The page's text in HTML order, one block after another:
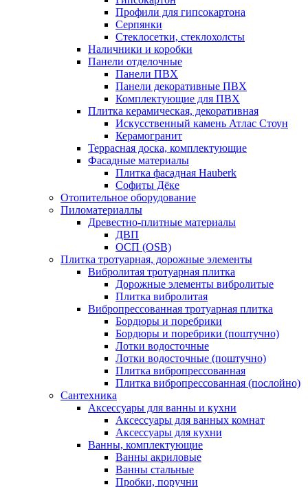
Профили для гипсокартона
Серпянки
Стеклосетки, стеклохолсты
Наличники и коробки
Панели отделочные
Панели ПВХ
Панели декоративные ПВХ
Комплектующие для ПВХ
Плитка керамическая, декоративная
Искусственный камень Атлас Стоун
Керамогранит
Террасная доска, комплектующие
Фасадные материалы
Плитка фасадная Hauberk
Софиты Дёке
Отопительное оборудование
Пиломатериаллы
Древестно-плитные материалы
ДВП
ОСП (OSB)
Плитка тротуарная, дорожные элементы
Вибролитая тротуарная плитка
Дорожные элементы вибролитые
Плитка вибролитая
Вибропрессованная тротуарная плитка
Бордюры и поребрики
Бордюры и поребрики (поштучно)
Лотки водосточные
Лотки водосточные (поштучно)
Плитка вибропрессованная
Плитка вибропрессованная (послойно)
Сантехника
Аксессуары для ванны и кухни
Аксессуары для ванных комнат
Аксессуары для кухни
Ванны, комплектующие
Ванны акриловые
Ванны стальные
Пробки, поручни